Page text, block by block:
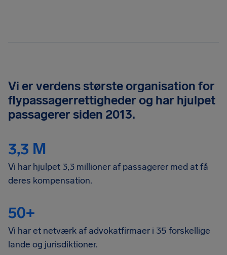
Vi er verdens største organisation for
flypassagerrettigheder og har hjulpet
passagerer siden 2013.
3,3 M
Vi har hjulpet 3,3 millioner af passagerer med at få
deres kompensation.
50+
Vi har et netværk af advokatfirmaer i 35 forskellige
lande og jurisdiktioner.